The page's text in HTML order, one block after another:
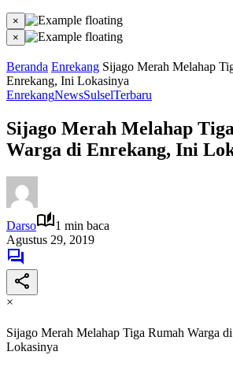
×
×
Beranda Enrekang Sijago Merah Melahap
Enrekang, Ini Lokasinya
EnrekangNewsSulselTerbaru
Sijago Merah Melahap
Warga di Enrekang, Ini
Darso
1 min baca
Agustus 29, 2019
×
Sijago Merah Melahap Tiga Rumah Warga
Lokasinya